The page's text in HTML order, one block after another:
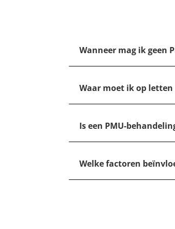
Wanneer mag ik geen
Waar moet ik op
Is een PMU-
Welke factoren